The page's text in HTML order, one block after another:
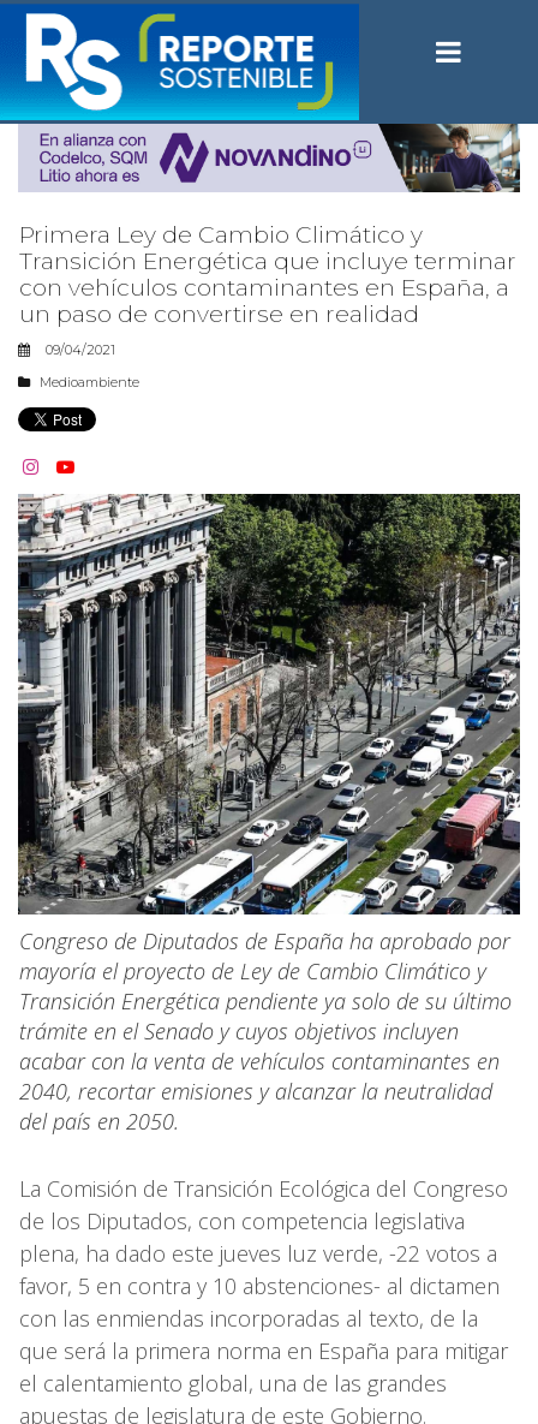
Primera Ley de Cambio Climático y
Transición Energética que incluye terminar
con vehículos contaminantes en España, a
un paso de convertirse en realidad
09/04/2021
Medioambiente
 
Congreso de Diputados de España ha aprobado por
mayoría el proyecto de Ley de Cambio Climático y
Transición Energética pendiente ya solo de su último
trámite en el Senado y cuyos objetivos incluyen
acabar con la venta de vehículos contaminantes en
2040, recortar emisiones y alcanzar la neutralidad
del país en 2050.
La Comisión de Transición Ecológica del Congreso
de los Diputados, con competencia legislativa
plena, ha dado este jueves luz verde, -22 votos a
favor, 5 en contra y 10 abstenciones- al dictamen
con las enmiendas incorporadas al texto, de la
que será la primera norma en España para mitigar
el calentamiento global, una de las grandes
apuestas de legislatura de este Gobierno.